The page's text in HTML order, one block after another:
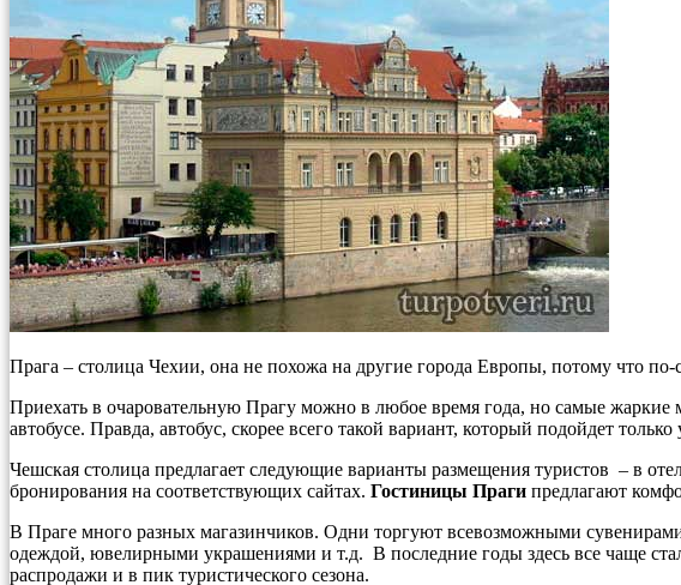
Прага – столица Чехии, она не похожа на другие города Европы, потому что по-
Приехать в очаровательную Прагу можно в любое время года, но самые
автобусе. Правда, автобус, скорее всего такой вариант, который подойдет
Чешская столица предлагает следующие варианты размещения туристов – в
бронирования на соответствующих сайтах. Гостиницы Праги предлагают
В Праге много разных магазинчиков. Одни торгуют всевозможными
одеждой, ювелирными украшениями и т.д. В последние годы здесь все чаще
распродажи и в пик туристического сезона.